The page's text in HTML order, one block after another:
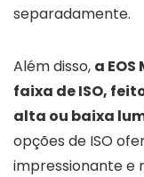
separadamente.
Além disso, a
faixa de ISO,
alta ou baixa
opções de ISO
impressionante e